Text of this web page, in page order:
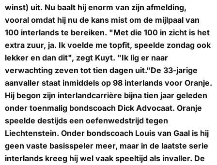
winst) uit. Nu baalt hij enorm van zijn afmelding,
vooral omdat hij nu de kans mist om de mijlpaal van
100 interlands te bereiken. "Met die 100 in zicht is het
extra zuur, ja. Ik voelde me topfit, speelde zondag ook
lekker en dan dit", zegt Kuyt. "Ik lig er naar
verwachting zeven tot tien dagen uit."De 33-jarige
aanvaller staat inmiddels op 98 interlands voor Oranje.
Hij begon zijn interlandcarrière bijna tien jaar geleden
onder toenmalig bondscoach Dick Advocaat. Oranje
speelde destijds een oefenwedstrijd tegen
Liechtenstein. Onder bondscoach Louis van Gaal is hij
geen vaste basisspeler meer, maar in de laatste serie
interlands kreeg hij wel vaak speeltijd als invaller. De